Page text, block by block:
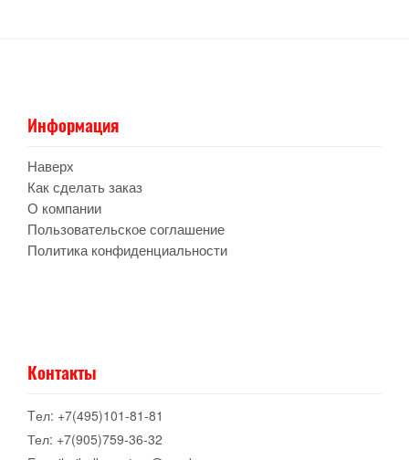
Информация
Наверх
Как сделать заказ
О компании
Пользовательское соглашение
Политика конфиденциальности
Контакты
Tел: +7(495)101-81-81
Тел: +7(905)759-36-32